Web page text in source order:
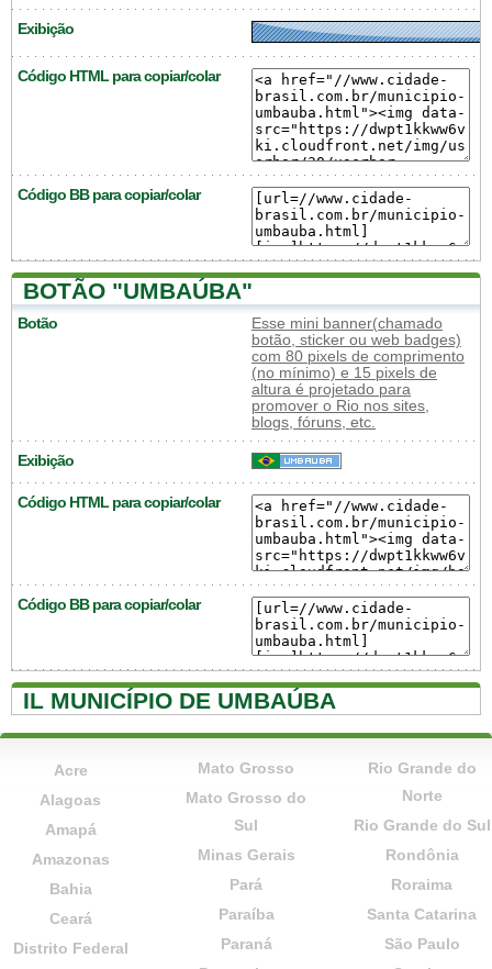
Exibição
Código HTML para copiar/colar
Código BB para copiar/colar
BOTÃO "UMBAÚBA"
Botão
Esse mini banner(chamado
botão, sticker ou web badges)
com 80 pixels de comprimento
(no mínimo) e 15 pixels de
altura é projetado para
promover o Rio nos sites,
blogs, fóruns, etc.
Exibição
Código HTML para copiar/colar
Código BB para copiar/colar
IL MUNICÍPIO DE UMBAÚBA
Acre
Alagoas
Amapá
Amazonas
Bahia
Ceará
Distrito Federal
Mato Grosso
Mato Grosso do
Sul
Minas Gerais
Pará
Paraíba
Paraná
Rio Grande do
Norte
Rio Grande do Sul
Rondônia
Roraima
Santa Catarina
São Paulo